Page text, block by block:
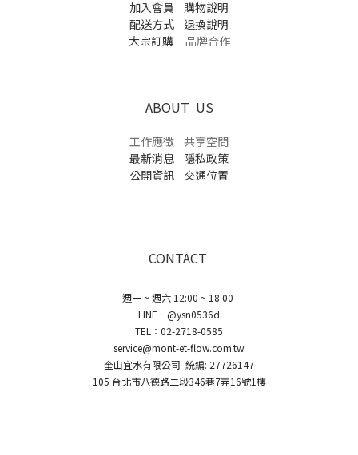
加入會員
購物說明
配送方式
退換說明
大宗訂購品牌合作
ABOUT US
工作應徵 共享空間
最新消息
隱私政策
公開資訊
交通位置
CONTACT
週一 ~ 週六 12:00 ~ 18:00
LINE : @ysn0536d
TEL：02-2718-0585
service@mont-et-flow.com.tw
奎山宜水有限公司 統編: 27726147
105 台北市八德路二段346巷7弄16號1樓